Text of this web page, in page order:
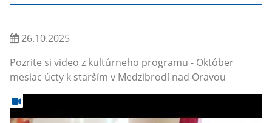
26.10.2025
Pozrite si video z kultúrneho programu - Október
mesiac úcty k starším v Medzibrodí nad Oravou